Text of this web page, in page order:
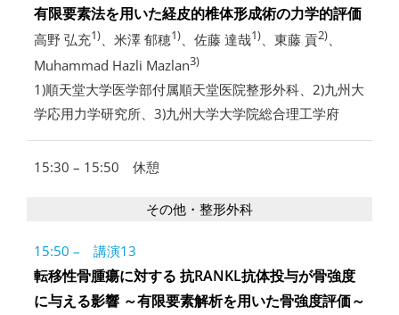
有限要素法を用いた経皮的椎体形成術の力学的評価
高野 弘充1)、米澤 郁穂1)、佐藤 達哉1)、東藤 貢2)、
Muhammad Hazli Mazlan3)
1)順天堂大学医学部付属順天堂医院整形外科、2)九州大
学応用力学研究所、3)九州大学大学院総合理工学府
15:30 – 15:50 休憩
その他・整形外科
15:50 – 講演13
転移性骨腫瘍に対する 抗RANKL抗体投与が骨強度
に与える影響 ～有限要素解析を用いた骨強度評価～